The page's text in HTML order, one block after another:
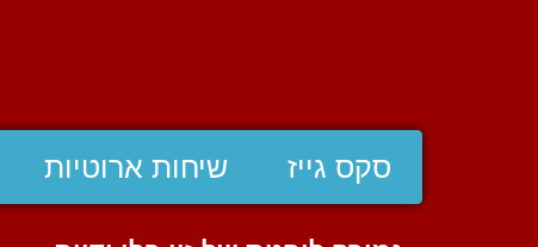
סקס גייז שיחות ארוטיות